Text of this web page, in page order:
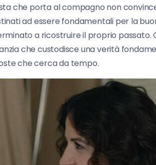
che porta al compagno non
ad essere fondamentali per la
a ricostruire il proprio passato.
che custodisce una verità
che cerca da tempo.